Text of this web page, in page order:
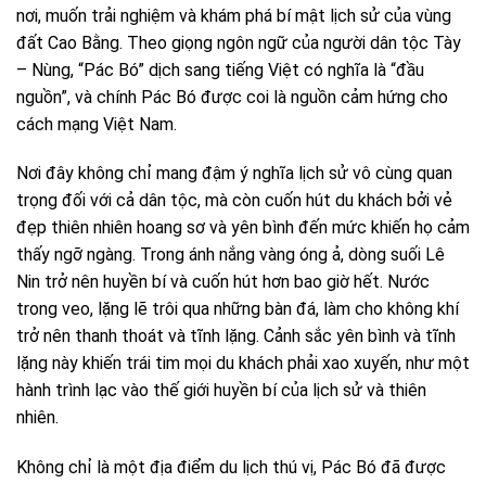
nơi, muốn trải nghiệm và khám phá bí mật lịch sử của vùng
đất Cao Bằng. Theo giọng ngôn ngữ của người dân tộc Tày
– Nùng, “Pác Bó” dịch sang tiếng Việt có nghĩa là “đầu
nguồn”, và chính Pác Bó được coi là nguồn cảm hứng cho
cách mạng Việt Nam.
Nơi đây không chỉ mang đậm ý nghĩa lịch sử vô cùng quan
trọng đối với cả dân tộc, mà còn cuốn hút du khách bởi vẻ
đẹp thiên nhiên hoang sơ và yên bình đến mức khiến họ cảm
thấy ngỡ ngàng. Trong ánh nắng vàng óng ả, dòng suối Lê
Nin trở nên huyền bí và cuốn hút hơn bao giờ hết. Nước
trong veo, lặng lẽ trôi qua những bàn đá, làm cho không khí
trở nên thanh thoát và tĩnh lặng. Cảnh sắc yên bình và tĩnh
lặng này khiến trái tim mọi du khách phải xao xuyến, như một
hành trình lạc vào thế giới huyền bí của lịch sử và thiên
nhiên.
Không chỉ là một địa điểm du lịch thú vị, Pác Bó đã được